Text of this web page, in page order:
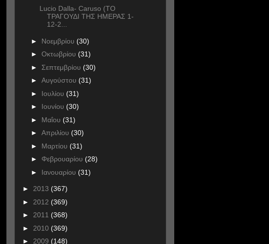
Lucio Dalla- Caruso (ΤΟ
ΤΡΑΓΟΥΔΙ ΤΗΣ ΗΜΕΡΑΣ 1-
12-2...
► Νοεμβρίου (30)
► Οκτωβρίου (31)
► Σεπτεμβρίου (30)
► Αυγούστου (31)
► Ιουλίου (31)
► Ιουνίου (30)
► Μαΐου (31)
► Απριλίου (30)
► Μαρτίου (31)
► Φεβρουαρίου (28)
► Ιανουαρίου (31)
► 2013 (367)
► 2012 (369)
► 2011 (368)
► 2010 (369)
► 2009 (148)